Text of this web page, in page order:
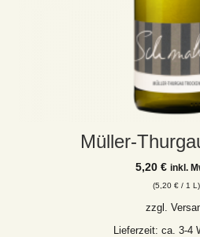
Müller-
5,20 € inkl.
(5,20 € / 1 L)
zzgl.
Lieferzeit: ca. 3-4